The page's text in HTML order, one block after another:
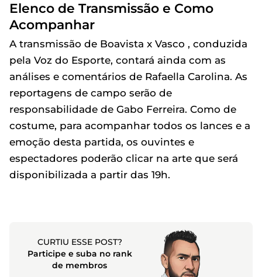
Elenco de Transmissão e Como
Acompanhar
A transmissão de Boavista x Vasco , conduzida
pela Voz do Esporte, contará ainda com as
análises e comentários de Rafaella Carolina. As
reportagens de campo serão de
responsabilidade de Gabo Ferreira. Como de
costume, para acompanhar todos os lances e a
emoção desta partida, os ouvintes e
espectadores poderão clicar na arte que será
disponibilizada a partir das 19h.
CURTIU ESSE POST?
Participe e suba no rank
de membros